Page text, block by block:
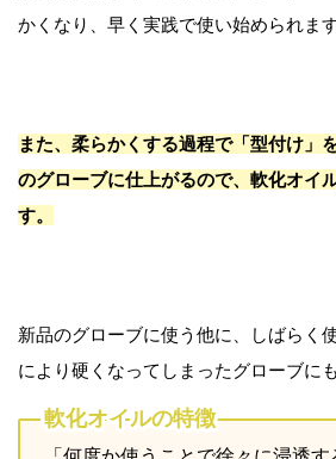
かくなり、早く実践で使い始められます
また、柔らかくする過程で「型付け」
のグローブに仕上がるので、軟化オイ
す。
新品のグローブに使う他に、しばらく
により硬くなってしまったグローブに
軟化オイルの特徴